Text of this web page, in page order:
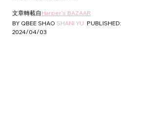
文章轉載自 Harper's BAZAAR
BY QBEE SHAO SHANI YU PUBLISHED:
2024/04/03